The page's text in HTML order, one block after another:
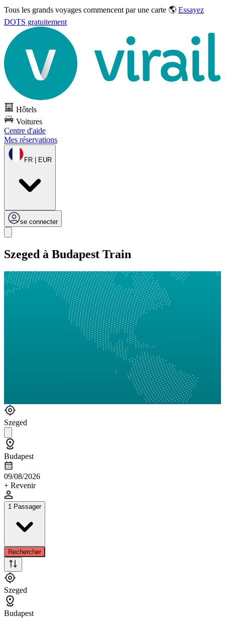
Tous les grands voyages commencent par une carte 🌎 Essayez
DOTS gratuitement
Hôtels
Voitures
Centre d'aide
Mes réservations
FR | EUR
se connecter
Szeged à Budapest Train
Szeged
Budapest
09/08/2026
+ Revenir
1 Passager
Rechercher
Szeged
Budapest